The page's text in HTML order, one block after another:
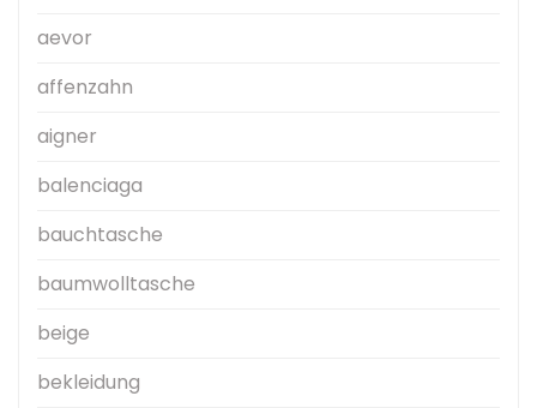
aevor
affenzahn
aigner
balenciaga
bauchtasche
baumwolltasche
beige
bekleidung